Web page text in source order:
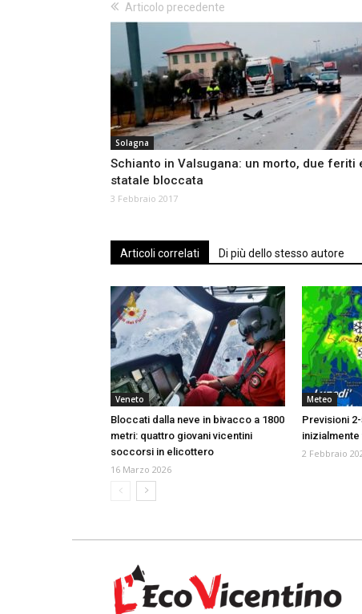
Articolo precedente
Solagna
Schianto in Valsugana: un morto, due feriti
statale bloccata
3 Febbraio 2017
Articoli correlati Di più dello stesso autore
Veneto
Bloccati dalla neve in bivacco a 1800
metri: quattro giovani vicentini
soccorsi in elicottero
16 Marzo 2026
Meteo
Previsioni
2 Febbraio